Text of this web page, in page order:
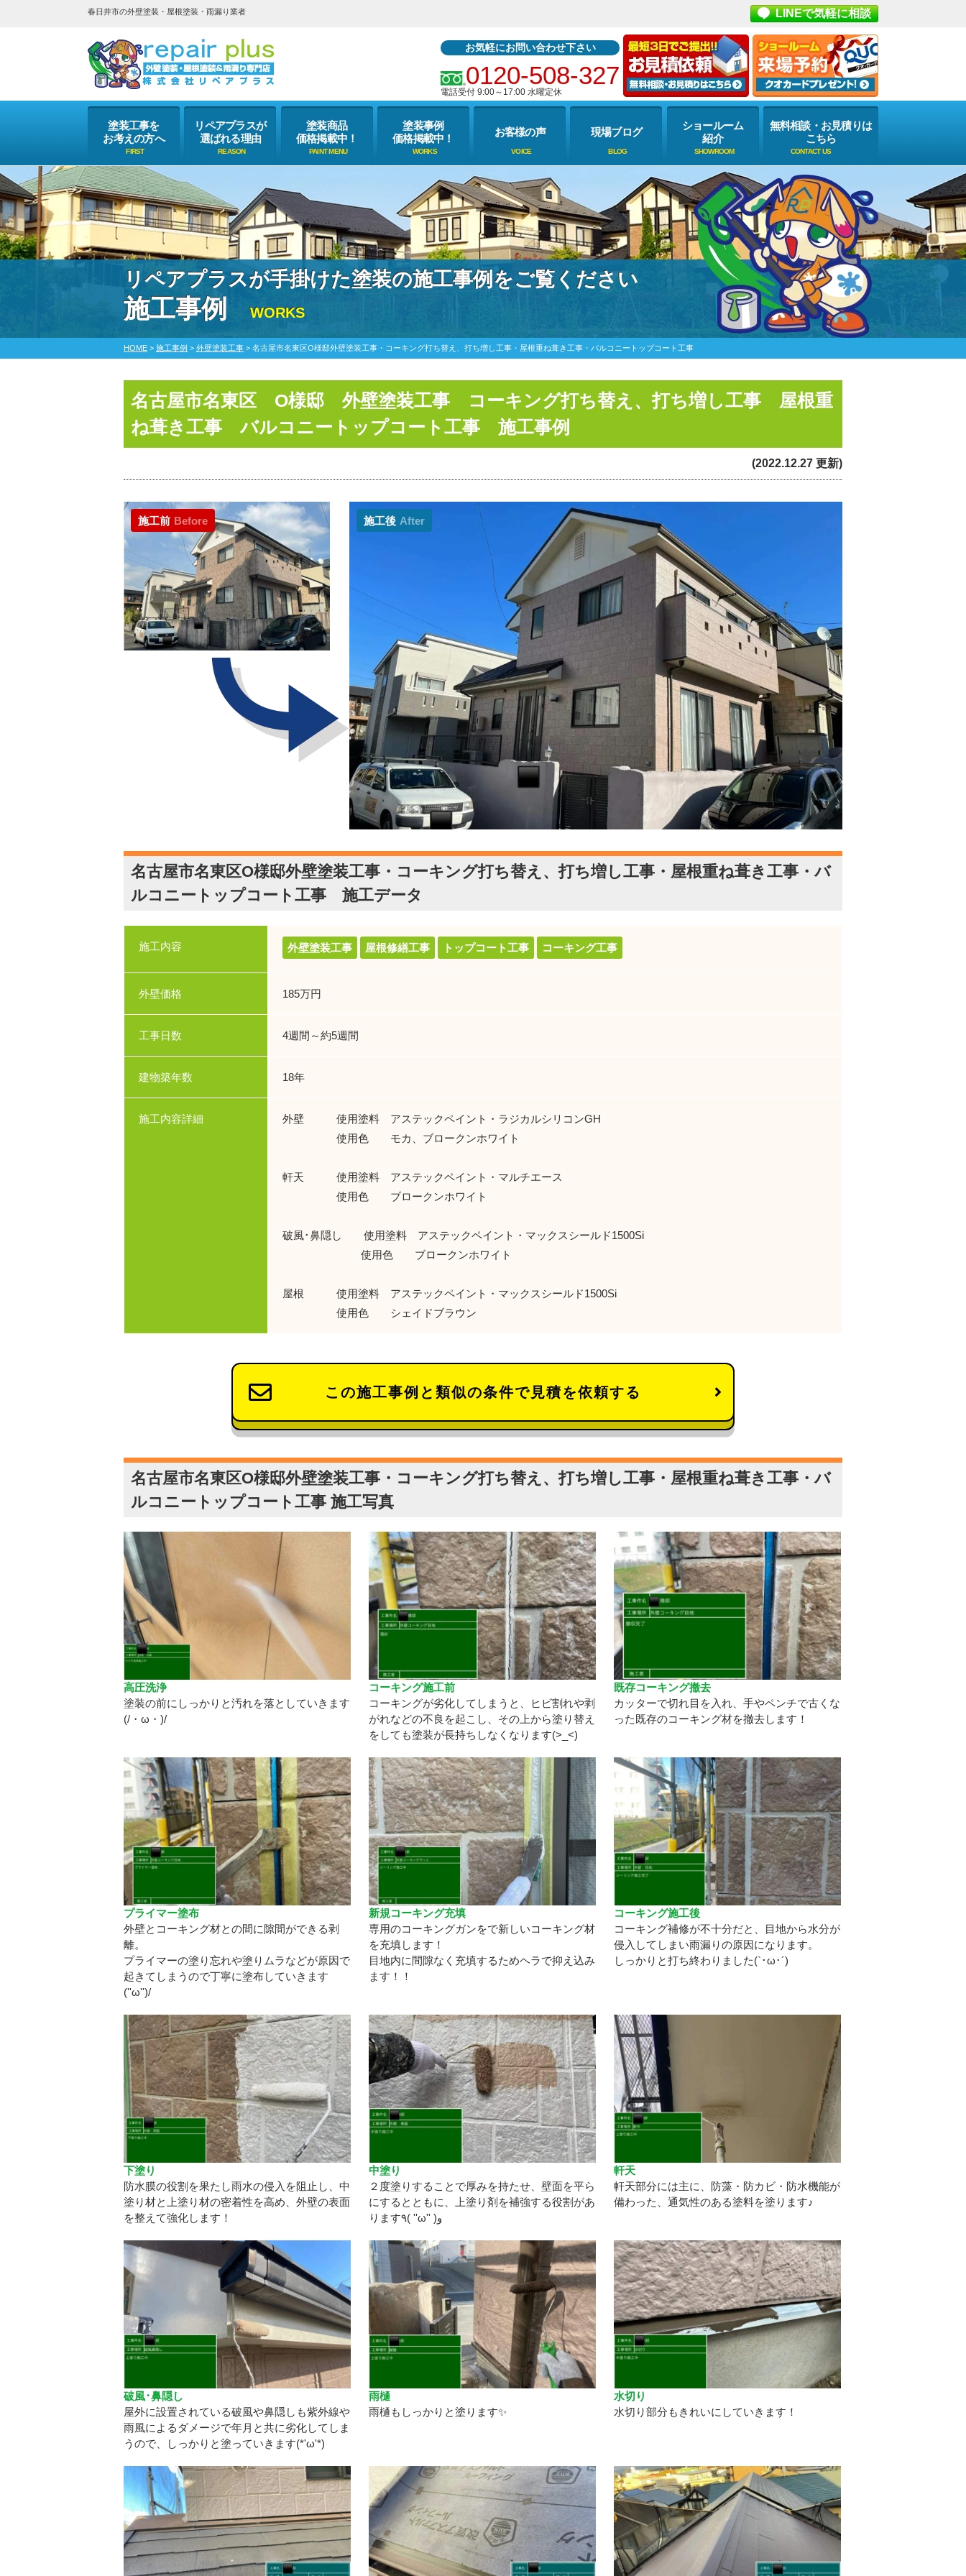
春日井市の外壁塗装・屋根塗装・雨漏り業者 LINEで気軽に相談
お気軽にお問い合わせ下さい
0120-508-327
電話受付 9:00～17:00 水曜定休
塗装工事を
お考えの方へ
リペアプラスが
選ばれる理由
塗装商品
価格掲載中！
塗装事例
価格掲載中！
お客様の声 現場ブログ
ショールーム
紹介
無料相談・お見積りは
こちら
リペアプラスが手掛けた塗装の施工事例をご覧ください
施工事例 WORKS
HOME > 施工事例 > 外壁塗装工事 > 名古屋市名東区O様邸外壁塗装工事・コーキング打ち替え、打ち増し工事・屋根重ね葺き工事・バルコニートップコート工事
名古屋市名東区 O様邸 外壁塗装工事 コーキング打ち替え、打ち増し工事 屋根重
ね葺き工事 バルコニートップコート工事 施工事例
(2022.12.27 更新)
施工後 After
施工前 Before
名古屋市名東区O様邸外壁塗装工事・コーキング打ち替え、打ち増し工事・屋根重ね葺き工事・バ
ルコニートップコート工事 施工データ
施工内容 外壁塗装工事 屋根修繕工事 トップコート工事 コーキング工事
外壁価格 185万円
工事日数 4週間～約5週間
建物築年数 18年
施工内容詳細
外壁 使用塗料 アステックペイント・ラジカルシリコンGH
使用色 モカ、ブロークンホワイト
軒天 使用塗料 アステックペイント・マルチエース
使用色 ブロークンホワイト
破風･鼻隠し 使用塗料 アステックペイント・マックスシールド1500Si
使用色 ブロークンホワイト
屋根 使用塗料 アステックペイント・マックスシールド1500Si
使用色 シェイドブラウン
この施工事例と類似の条件で見積を依頼する
名古屋市名東区O様邸外壁塗装工事・コーキング打ち替え、打ち増し工事・屋根重ね葺き工事・バ
ルコニートップコート工事 施工写真
高圧洗浄
塗装の前にしっかりと汚れを落としていきます
(/・ω・)/
コーキング施工前
コーキングが劣化してしまうと、ヒビ割れや剥
がれなどの不良を起こし、その上から塗り替え
をしても塗装が長持ちしなくなります(>_<)
既存コーキング撤去
カッターで切れ目を入れ、手やペンチで古くな
った既存のコーキング材を撤去します！
プライマー塗布
外壁とコーキング材との間に隙間ができる剥
離。
プライマーの塗り忘れや塗りムラなどが原因で
起きてしまうので丁寧に塗布していきます
(''ω'')/
新規コーキング充填
専用のコーキングガンをで新しいコーキング材
を充填します！
目地内に間隙なく充填するためヘラで抑え込み
ます！！
コーキング施工後
コーキング補修が不十分だと、目地から水分が
侵入してしまい雨漏りの原因になります。
しっかりと打ち終わりました(`･ω･´)
下塗り
防水膜の役割を果たし雨水の侵入を阻止し、中
塗り材と上塗り材の密着性を高め、外壁の表面
を整えて強化します！
中塗り
２度塗りすることで厚みを持たせ、壁面を平ら
にするとともに、上塗り剤を補強する役割があ
ります٩( ''ω'' )و
軒天
軒天部分には主に、防藻・防カビ・防水機能が
備わった、通気性のある塗料を塗ります♪
破風･鼻隠し
屋外に設置されている破風や鼻隠しも紫外線や
雨風によるダメージで年月と共に劣化してしま
うので、しっかりと塗っていきます(*'ω'*)
雨樋
雨樋もしっかりと塗ります✨
水切り
水切り部分もきれいにしていきます！